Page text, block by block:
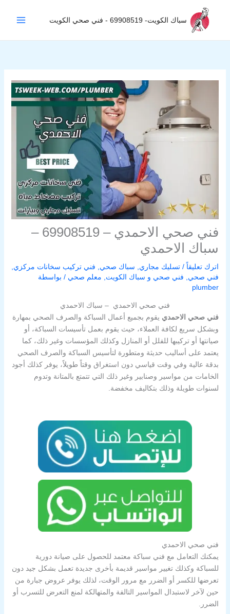
المحتوى
سباك الكويت- 69908519 - فني صحي الكويت
فني صحي الاحمدي – 69908519 –
سباك الاحمدي
اترك تعليقاً / تسليك مجاري سباك صحي فني تركيب سخانات مركزي
فني صحي
فني صحي و سباك الكويت معلم صحي / بواسطة
plumber
فني صحي الاحمدي – سباك الاحمدي
فني صحي الاحمدي يقوم بجميع أعمال السباكة والصرف الصحي بمهارة
وبشكل سريع لكافة العملاء، حيث يقوم بعمل تأسيسات السباكة، أو
صيانتها أو تركيبها للفلل أو المنازل وكذلك المؤسسات وغير ذلك، كما
يعتمد على أساليب حديثة ومتطورة لتأسيس السباكة والصرف الصحي
بدقة عالية وفي وقت قياسي دون استغراق وقتاً طويلاً، يوفر كذلك أجود
الخامات من مواسير وصنابير وغير ذلك التي تتمتع بالمتانة وتدوم
لسنوات طويلة وذلك بتكاليف مخفضة.
فني صحي الاحمدي
يمكنك التعامل مع فني سباكة معتمد للحصول على صيانة دورية
للسباكة وكذلك تغيير مواسير قديمة بأخرى جديدة تعمل بشكل جيد دون
تعرضها للكسر أو الضرر مع مرور الوقت، لذلك يوفر عروض جبارة من
حين لآخر لاستبدال المواسير التالفة والمتهالكة لمنع التعرض للتسرب أو
الضرر.